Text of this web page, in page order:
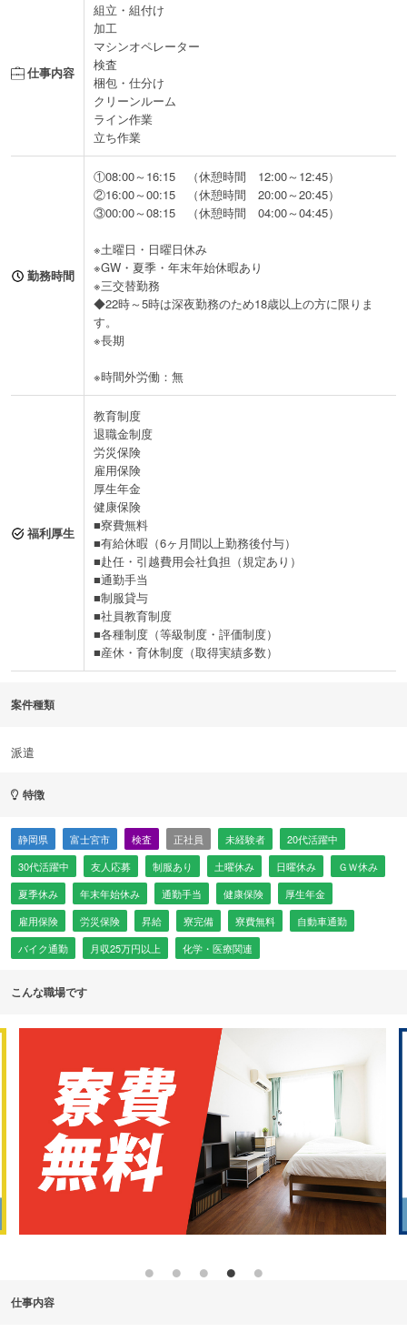
仕事内容
組立・組付け
加工
マシンオペレーター
検査
梱包・仕分け
クリーンルーム
ライン作業
立ち作業
勤務時間
①08:00～16:15 （休憩時間 12:00～12:45）
②16:00～00:15 （休憩時間 20:00～20:45）
③00:00～08:15 （休憩時間 04:00～04:45）
※土曜日・日曜日休み
※GW・夏季・年末年始休暇あり
※三交替勤務
◆22時～5時は深夜勤務のため18歳以上の方に限りま
す。
※長期
※時間外労働：無
福利厚生
教育制度
退職金制度
労災保険
雇用保険
厚生年金
健康保険
■寮費無料
■有給休暇（6ヶ月間以上勤務後付与）
■赴任・引越費用会社負担（規定あり）
■通勤手当
■制服貸与
■社員教育制度
■各種制度（等級制度・評価制度）
■産休・育休制度（取得実績多数）
案件種類
派遣
特徴
静岡県 富士宮市 検査 正社員 未経験者
20代活躍中
30代活躍中
友人応募 制服あり 土曜休み 日曜休み
ＧＷ休み
夏季休み
年末年始休み 通勤手当 健康保険
厚生年金
雇用保険
労災保険 昇給 寮完備 寮費無料
自動車通勤
バイク通勤
月収25万円以上 化学・医療関連
こんな職場です
仕事内容